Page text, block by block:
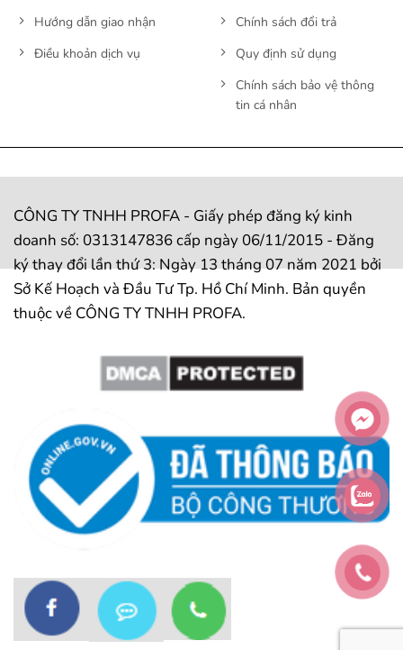
Hướng dẫn giao nhận
Điều khoản dịch vụ
Chính sách đổi trả
Quy định sử dụng
Chính sách bảo vệ thông
tin cá nhân
CÔNG TY TNHH PROFA - Giấy phép đăng ký kinh
doanh số: 0313147836 cấp ngày 06/11/2015 - Đăng
ký thay đổi lần thứ 3: Ngày 13 tháng 07 năm 2021 bởi
Sở Kế Hoạch và Đầu Tư Tp. Hồ Chí Minh. Bản quyền
thuộc về CÔNG TY TNHH PROFA.